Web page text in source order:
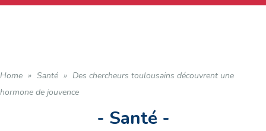
Home » Santé » Des chercheurs toulousains découvrent une
hormone de jouvence
- Santé -